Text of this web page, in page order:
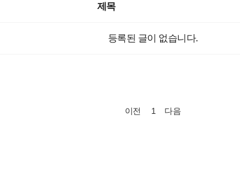
제목
등록된 글이 없습니다.
이전 1 다음